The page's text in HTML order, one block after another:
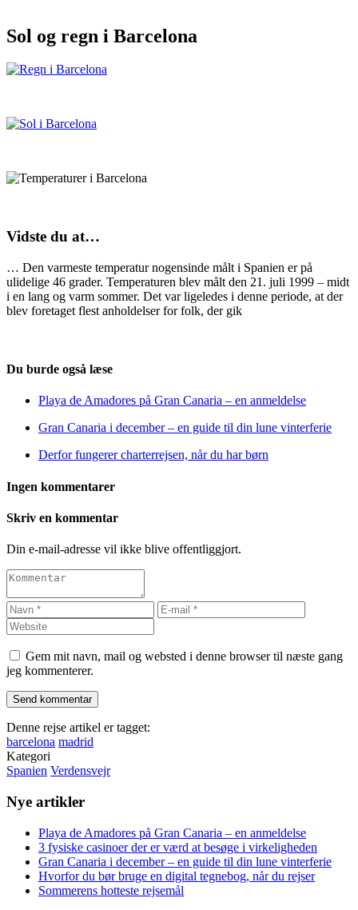
Sol og regn i Barcelona
Vidste du at…
… Den varmeste temperatur nogensinde målt i Spanien er på
ulidelige 46 grader. Temperaturen blev målt den 21. juli 1999 – midt
i en lang og varm sommer. Det var ligeledes i denne periode, at der
blev foretaget flest anholdelser for folk, der gik
Du burde også læse
Playa de Amadores på Gran Canaria – en anmeldelse
Gran Canaria i december – en guide til din lune vinterferie
Derfor fungerer charterrejsen, når du har børn
Ingen kommentarer
Skriv en kommentar
Din e-mail-adresse vil ikke blive offentliggjort.
Gem mit navn, mail og websted i denne browser til næste gang
jeg kommenterer.
Denne rejse artikel er tagget:
barcelona madrid
Kategori
Spanien Verdensvejr
Nye artikler
Playa de Amadores på Gran Canaria – en anmeldelse
3 fysiske casinoer der er værd at besøge i virkeligheden
Gran Canaria i december – en guide til din lune vinterferie
Hvorfor du bør bruge en digital tegnebog, når du rejser
Sommerens hotteste rejsemål